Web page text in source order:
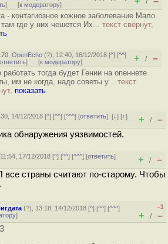
] [к модератору] /
- контагиозное кожное заболевание Мало
где у них чешется Их... текст свёрнут,
,OpenEcho (?), 12:40, 16/12/2018 [^] [^^]
ответить] [к модератору] + / –
работать тогда будет Гении на опеннете
им не когда, надо советы у... текст
показать
14/12/2018 [^] [^^] [^^^] [ответить][↓] [↑]
+ / –
обнаружения уязвимостей.
17/12/2018 [^] [^^] [^^^] [ответить]
+ / –
все страны считают по-старому. Чтобы
(?), 13:18, 14/12/2018 [^] [^^] [^^^]
]
–1
+ / –